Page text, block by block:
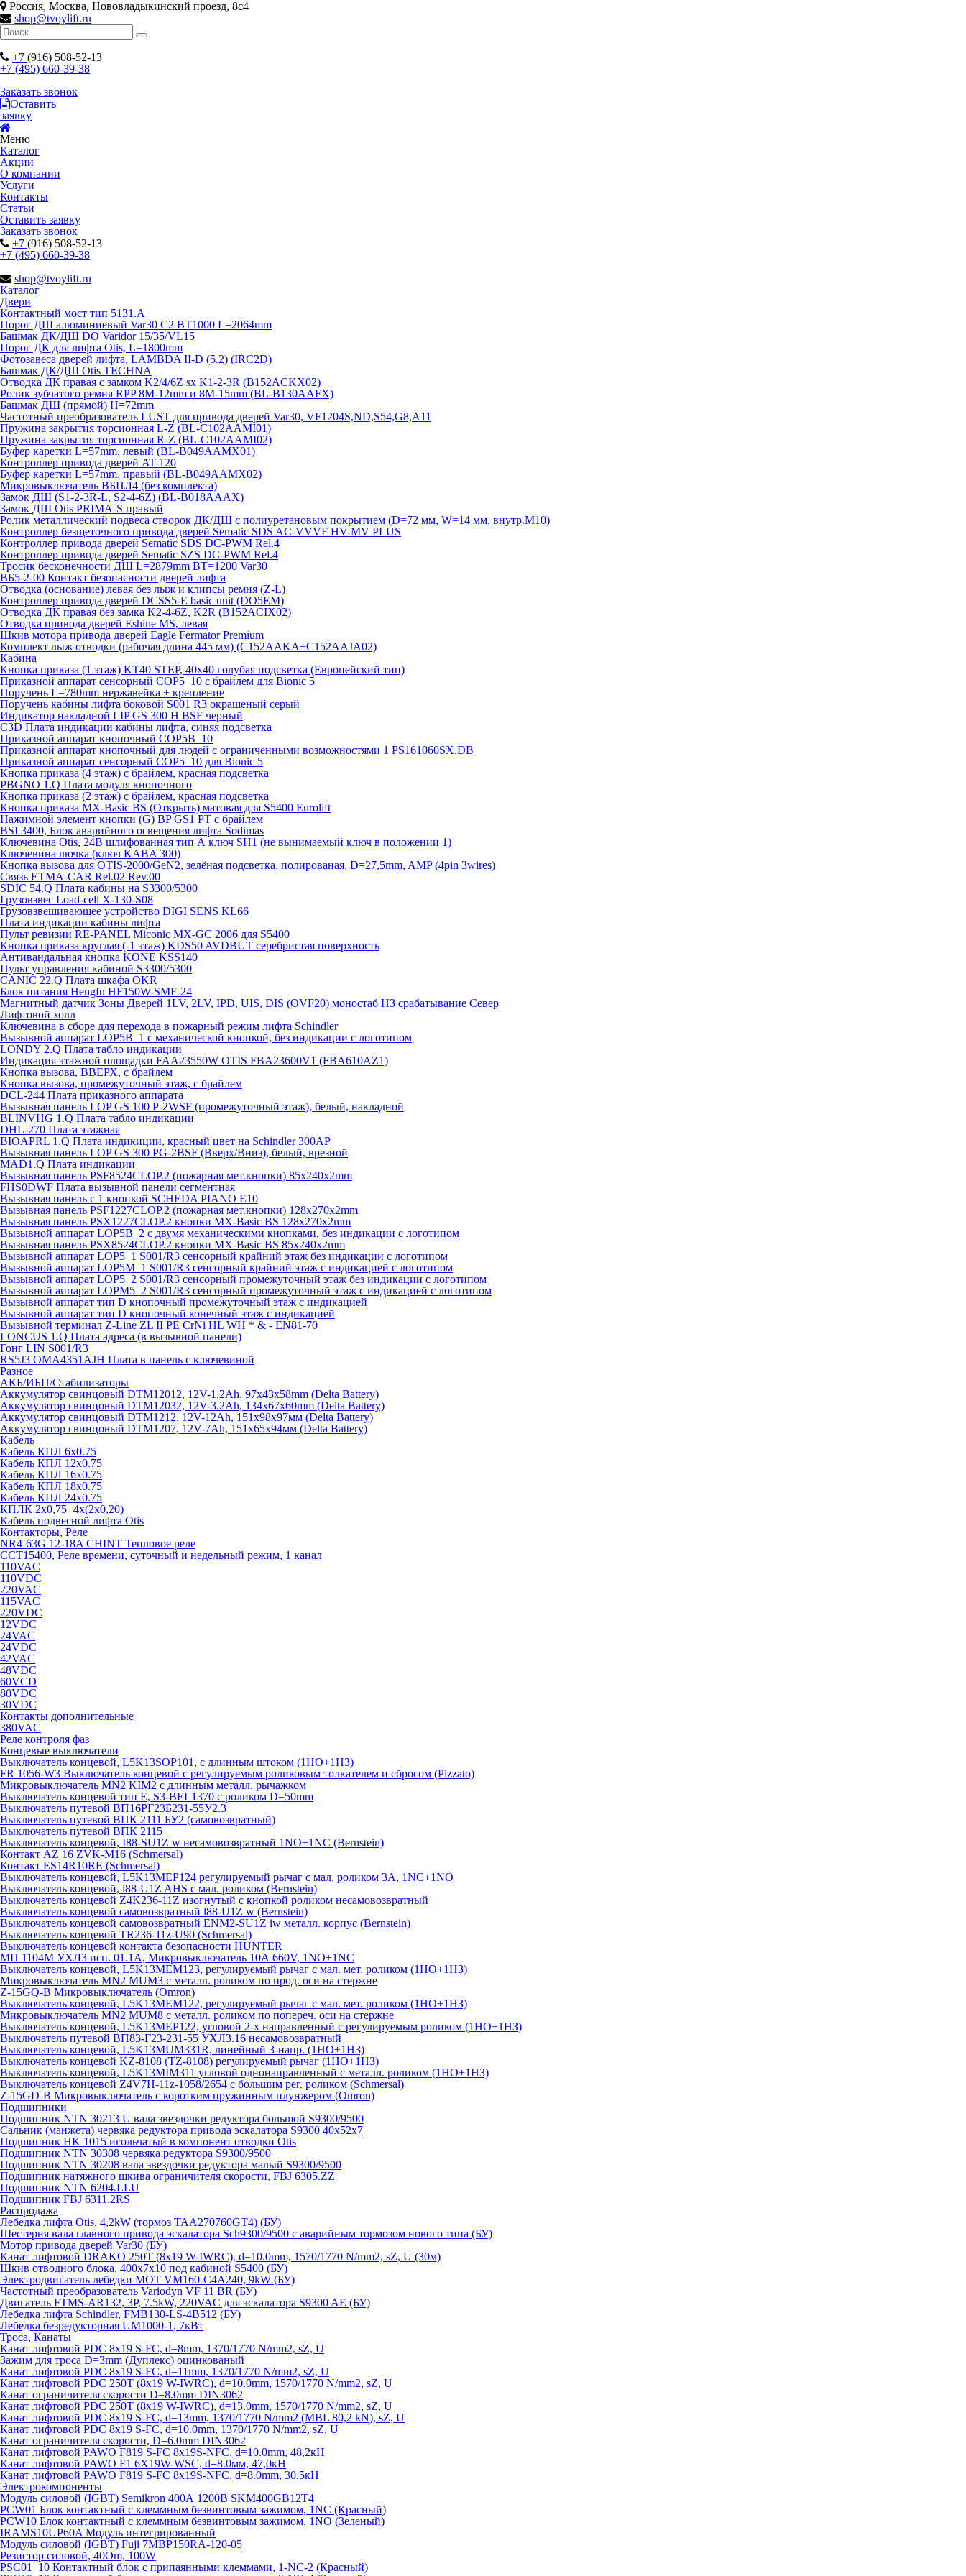
Россия, Москва, Нововладыкинский проезд, 8с4
shop@tvoylift.ru
+7 (916) 508-52-13
+7 (495) 660-39-38
Заказать звонок
Оставить
заявку
Меню
Каталог
Акции
О компании
Услуги
Контакты
Статьи
Оставить заявку
Заказать звонок
+7 (916) 508-52-13
+7 (495) 660-39-38
shop@tvoylift.ru
Каталог
Двери
Контактный мост тип 5131.A
Порог ДШ алюминиевый Var30 C2 BT1000 L=2064mm
Башмак ДК/ДШ DO Varidor 15/35/VL15
Порог ДК для лифта Otis, L=1800mm
Фотозавеса дверей лифта, LAMBDA II-D (5.2) (IRC2D)
Башмак ДК/ДШ Otis TECHNA
Отводка ДК правая с замком K2/4/6Z sx K1-2-3R (B152ACKX02)
Ролик зубчатого ремня RPP 8M-12mm и 8M-15mm (BL-B130AAFX)
Башмак ДШ (прямой) H=72mm
Частотный преобразователь LUST для привода дверей Var30, VF1204S,ND,S54,G8,A11
Пружина закрытия торсионная L-Z (BL-C102AAMI01)
Пружина закрытия торсионная R-Z (BL-C102AAMI02)
Буфер каретки L=57mm, левый (BL-B049AAMX01)
Контроллер привода дверей AT-120
Буфер каретки L=57mm, правый (BL-B049AAMX02)
Микровыключатель ВБПЛ4 (без комплекта)
Замок ДШ (S1-2-3R-L, S2-4-6Z) (BL-B018AAAX)
Замок ДШ Otis PRIMA-S правый
Ролик металлический подвеса створок ДК/ДШ с полиуретановым покрытием (D=72 мм, W=14 мм, внутр.М10)
Контроллер безщеточного привода дверей Sematiс SDS AC-VVVF HV-MV PLUS
Контроллер привода дверей Sematic SDS DC-PWM Rel.4
Контроллер привода дверей Sematic SZS DC-PWM Rel.4
Тросик бесконечности ДШ L=2879mm BT=1200 Var30
ВБ5-2-00 Контакт безопасности дверей лифта
Отводка (основание) левая без лыж и клипсы ремня (Z-L)
Контроллер привода дверей DCSS5-E basic unit (DO5EM)
Отводка ДК правая без замка K2-4-6Z, K2R (B152ACIX02)
Отводка привода дверей Eshine MS, левая
Шкив мотора привода дверей Eagle Fermator Premium
Комплект лыж отводки (рабочая длина 445 мм) (C152AAKA+C152AAJA02)
Кабина
Кнопка приказа (1 этаж) KT40 STEP, 40х40 голубая подсветка (Европейский тип)
Приказной аппарат сенсорный COP5_10 с брайлем для Bionic 5
Поручень L=780mm нержавейка + крепление
Поручень кабины лифта боковой S001 R3 окрашеный серый
Индикатор накладной LIP GS 300 H BSF черный
C3D Плата индикации кабины лифта, синяя подсветка
Приказной аппарат кнопочный COP5B_10
Приказной аппарат кнопочный для людей с ограниченными возможностями 1 PS161060SX.DB
Приказной аппарат сенсорный COP5_10 для Bionic 5
Кнопка приказа (4 этаж) с брайлем, красная подсветка
PBGNO 1.Q Плата модуля кнопочного
Кнопка приказа (2 этаж) с брайлем, красная подсветка
Кнопка приказа MX-Basic BS (Открыть) матовая для S5400 Eurolift
Нажимной элемент кнопки (G) BP GS1 PT с брайлем
BSI 3400, Блок аварийного освещения лифта Sodimas
Ключевина Otis, 24В шлифованная тип А ключ SH1 (не вынимаемый ключ в положении 1)
Ключевина лючка (ключ KABA 300)
Кнопка вызова для OTIS-2000/GeN2, зелёная подсветка, полированая, D=27,5mm, AMP (4pin 3wires)
Связь ETMA-CAR Rel.02 Rev.00
SDIC 54.Q Плата кабины на S3300/5300
Грузовзвес Load-cell X-130-S08
Грузовзвешивающее устройство DIGI SENS KL66
Плата индикации кабины лифта
Пульт ревизии RE-PANEL Miconic MX-GC 2006 для S5400
Кнопка приказа круглая (-1 этаж) KDS50 AVDBUT серебристая поверхность
Антивандальная кнопка KONE KSS140
Пульт управления кабиной S3300/5300
CANIC 22.Q Плата шкафа OKR
Блок питания Hengfu HF150W-SMF-24
Магнитный датчик Зоны Дверей 1LV, 2LV, IPD, UIS, DIS (OVF20) моностаб НЗ срабатывание Cевер
Лифтовой холл
Ключевина в сборе для перехода в пожарный режим лифта Schindler
Вызывной аппарат LOP5B_1 с механической кнопкой, без индикации с логотипом
LONDY 2.Q Плата табло индикации
Индикация этажной площадки FAA23550W OTIS FBA23600V1 (FBA610AZ1)
Кнопка вызова, ВВЕРХ, с брайлем
Кнопка вызова, промежуточный этаж, с брайлем
DCL-244 Плата приказного аппарата
Вызывная панель LOP GS 100 P-2WSF (промежуточный этаж), белый, накладной
BLINVHG 1.Q Плата табло индикации
DHL-270 Плата этажная
BIOAPRL 1.Q Плата индикиции, красный цвет на Schindler 300AP
Вызывная панель LOP GS 300 PG-2BSF (Вверх/Вниз), белый, врезной
MAD1.Q Плата индикации
Вызывная панель PSF8524CLOP.2 (пожарная мет.кнопки) 85х240х2mm
FHS0DWF Плата вызывной панели сегментная
Вызывная панель с 1 кнопкой SCHEDA PIANO E10
Вызывная панель PSF1227CLOP.2 (пожарная мет.кнопки) 128х270х2mm
Вызывная панель PSX1227CLOP.2 кнопки MX-Basic BS 128х270х2mm
Вызывной аппарат LOP5B_2 с двумя механическими кнопками, без индикации с логотипом
Вызывная панель PSX8524CLOP.2 кнопки MX-Basic BS 85х240х2mm
Вызывной аппарат LOP5_1 S001/R3 сенсорный крайний этаж без индикации с логотипом
Вызывной аппарат LOP5M_1 S001/R3 сенсорный крайний этаж с индикацией с логотипом
Вызывной аппарат LOP5_2 S001/R3 сенсорный промежуточный этаж без индикации с логотипом
Вызывной аппарат LOPM5_2 S001/R3 сенсорный промежуточный этаж с индикацией с логотипом
Вызывной аппарат тип D кнопочный промежуточный этаж с индикацией
Вызывной аппарат тип D кнопочный конечный этаж с индикацией
Вызывной терминал Z-Line ZL II PE CrNi HL WH * & - EN81-70
LONCUS 1.Q Плата адреса (в вызывной панели)
Гонг LIN S001/R3
RS5J3 OMA4351AJH Плата в панель с ключевиной
Разное
АКБ/ИБП/Стабилизаторы
Аккумулятор свинцовый DTM12012, 12V-1,2Ah, 97х43х58mm (Delta Battery)
Аккумулятор свинцовый DTM12032, 12V-3.2Ah, 134x67x60mm (Delta Battery)
Аккумулятор свинцовый DTM1212, 12V-12Ah, 151х98х97мм (Delta Battery)
Аккумулятор свинцовый DTM1207, 12V-7Ah, 151х65х94мм (Delta Battery)
Кабель
Кабель КПЛ 6х0.75
Кабель КПЛ 12х0.75
Кабель КПЛ 16х0.75
Кабель КПЛ 18х0.75
Кабель КПЛ 24х0.75
КПЛК 2х0,75+4х(2х0,20)
Кабель подвесной лифта Otis
Контакторы, Реле
NR4-63G 12-18A CHINT Тепловое реле
CCT15400, Реле времени, суточный и недельный режим, 1 канал
110VAC
110VDC
220VAC
115VAC
220VDC
12VDC
24VAC
24VDC
42VAC
48VDC
60VCD
80VDC
30VDC
Контакты дополнительные
380VAC
Реле контроля фаз
Концевые выключатели
Выключатель концевой, L5K13SOP101, с длинным штоком (1НО+1НЗ)
FR 1056-W3 Выключатель концевой с регулируемым роликовым толкателем и сбросом (Pizzato)
Микровыключатель MN2 KIM2 с длинным металл. рычажком
Выключатель концевой тип Е, S3-BEL1370 с роликом D=50mm
Выключатель путевой ВП16РГ23Б231-55У2.3
Выключатель путевой ВПК 2111 БУ2 (самовозвратный)
Выключатель путевой ВПК 2115
Выключатель концевой, I88-SU1Z w несамовозвратный 1NO+1NC (Bernstein)
Контакт AZ 16 ZVK-M16 (Schmersal)
Контакт ES14R10RE (Schmersal)
Выключатель концевой, L5K13MEP124 регулируемый рычаг с мал. роликом 3А, 1NC+1NO
Выключатель концевой, i88-U1Z AHS с мал. роликом (Bernstein)
Выключатель концевой Z4K236-11Z изогнутый с кнопкой роликом несамовозвратный
Выключатель концевой самовозвратный l88-U1Z w (Bernstein)
Выключатель концевой самовозвратный ENM2-SU1Z iw металл. корпус (Bernstein)
Выключатель концевой TR236-11z-U90 (Schmersal)
Выключатель концевой контакта безопасности HUNTER
МП 1104М УХЛ3 исп. 01.1А, Микровыключатель 10А 660V, 1NO+1NC
Выключатель концевой, L5K13MEM123, регулируемый рычаг с мал. мет. роликом (1НО+1НЗ)
Микровыключатель MN2 MUM3 с металл. роликом по прод. оси на стержне
Z-15GQ-B Микровыключатель (Omron)
Выключатель концевой, L5K13MEM122, регулируемый рычаг с мал. мет. роликом (1НО+1НЗ)
Микровыключатель MN2 MUM8 с металл. роликом по попереч. оси на стержне
Выключатель концевой, L5K13MEP122, угловой 2-х направленный с регулируемым роликом (1НО+1НЗ)
Выключатель путевой ВП83-Г23-231-55 УХЛ3.16 несамовозвратный
Выключатель концевой, L5K13MUM331R, линейный 3-напр. (1НО+1НЗ)
Выключатель концевой KZ-8108 (TZ-8108) регулируемый рычаг (1НО+1НЗ)
Выключатель концевой, L5K13MIM311 угловой однонаправленный с металл. роликом (1НО+1НЗ)
Выключатель концевой Z4V7H-11z-1058/2654 с большим рег. роликом (Schmersal)
Z-15GD-B Микровыключатель с коротким пружинным плунжером (Omron)
Подшипники
Подшипник NTN 30213 U вала звездочки редуктора большой S9300/9500
Сальник (манжета) червяка редуктора привода эскалатора S9300 40х52х7
Подшипник HK 1015 игольчатый в компонент отводки Otis
Подшипник NTN 30308 червяка редуктора S9300/9500
Подшипник NTN 30208 вала звездочки редуктора малый S9300/9500
Подшипник натяжного шкива ограничителя скорости, FBJ 6305.ZZ
Подшипник NTN 6204.LLU
Подшипник FBJ 6311.2RS
Распродажа
Лебедка лифта Otis, 4,2kW (тормоз TAA270760GT4) (БУ)
Шестерня вала главного привода эскалатора Sch9300/9500 с аварийным тормозом нового типа (БУ)
Мотор привода дверей Var30 (БУ)
Канат лифтовой DRAKO 250T (8x19 W-IWRC), d=10.0mm, 1570/1770 N/mm2, sZ, U (30м)
Шкив отводного блока, 400х7х10 под кабиной S5400 (БУ)
Электродвигатель лебедки MOT VM160-C4A240, 9kW (БУ)
Частотный преобразователь Variodyn VF 11 BR (БУ)
Двигатель FTMS-AR132, 3P, 7.5kW, 220VAC для эскалатора S9300 AE (БУ)
Лебедка лифта Schindler, FMB130-LS-4B512 (БУ)
Лебедка безредукторная UM1000-1, 7кВт
Троса, Канаты
Канат лифтовой PDC 8x19 S-FC, d=8mm, 1370/1770 N/mm2, sZ, U
Зажим для троса D=3mm (Дуплекс) оцинкованый
Канат лифтовой PDC 8x19 S-FC, d=11mm, 1370/1770 N/mm2, sZ, U
Канат лифтовой PDC 250T (8x19 W-IWRC), d=10.0mm, 1570/1770 N/mm2, sZ, U
Канат ограничителя скорости D=8.0mm DIN3062
Канат лифтовой PDC 250T (8x19 W-IWRC), d=13.0mm, 1570/1770 N/mm2, sZ, U
Канат лифтовой PDC 8х19 S-FC, d=13mm, 1370/1770 N/mm2 (MBL 80,2 kN), sZ, U
Канат лифтовой PDC 8x19 S-FC, d=10.0mm, 1370/1770 N/mm2, sZ, U
Канат ограничителя скорости, D=6.0mm DIN3062
Канат лифтовой PAWO F819 S-FC 8х19S-NFC, d=10.0mm, 48,2кН
Канат лифтовой PAWO F1 6X19W-WSC, d=8.0мм, 47,0кН
Канат лифтовой PAWO F819 S-FC 8х19S-NFC, d=8.0mm, 30.5кН
Электрокомпоненты
Модуль силовой (IGBT) Semikron 400А 1200В SKM400GB12T4
PCW01 Блок контактный с клеммным безвинтовым зажимом, 1NC (Красный)
PCW10 Блок контактный с клеммным безвинтовым зажимом, 1NO (Зеленый)
IRAMS10UP60A Модуль интегрированный
Модуль силовой (IGBT) Fuji 7MBP150RA-120-05
Резистор силовой, 40Om, 100W
PSC01_10 Контактный блок с припаянными клеммами, 1-NC-2 (Красный)